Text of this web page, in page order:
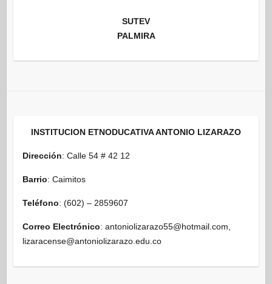
SUTEV
PALMIRA
INSTITUCION ETNODUCATIVA ANTONIO LIZARAZO
Dirección: Calle 54 # 42 12
Barrio: Caimitos
Teléfono: (602) – 2859607
Correo Electrónico: antoniolizarazo55@hotmail.com,
lizaracense@antoniolizarazo.edu.co